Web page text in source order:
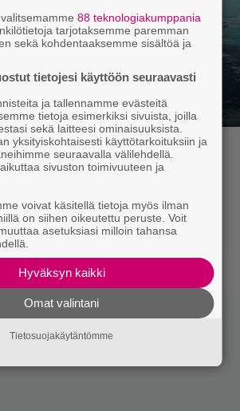
tekivät
toimii, satoi tai paistoi.
88 teknologiakumppania
tarjotaksemme paremman
sekä kohdentaaksemme sisältöä ja
tietojesi käyttöön seuraavasti
ja tallennamme evästeitä
tietoja esimerkiksi sivuista, joilla
sekä laitteesi ominaisuuksista.
yksityiskohtaisesti käyttötarkoituksiin ja
seuraavalla välilehdellä.
sivuston toimivuuteen ja
voivat käsitellä tietoja myös ilman
on siihen oikeutettu peruste. Voit
asetuksiasi milloin tahansa
Hyväksyn kaikki
Omat valintani
Tietosuojakäytäntömme